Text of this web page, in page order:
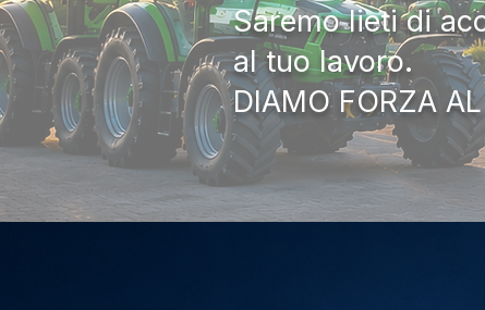
Saremo lieti di
al tuo lavoro.
DIAMO FORZA